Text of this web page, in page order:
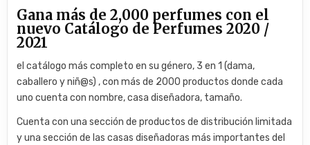
Gana más de 2,000 perfumes con el
nuevo Catálogo de Perfumes 2020 /
2021
el catálogo más completo en su género, 3 en 1 (dama,
caballero y niñ@s) , con más de 2000 productos donde cada
uno cuenta con nombre, casa diseñadora, tamaño.
Cuenta con una sección de productos de distribución limitada
y una sección de las casas diseñadoras más importantes del